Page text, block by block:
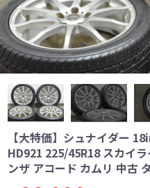
【大特価】シュナイダー
HD921 225/45R18 スカイ
ンザ アコード カムリ 中古